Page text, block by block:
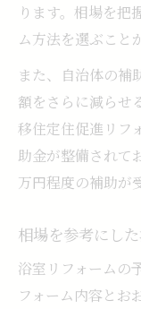
ります。相場を把
ム方法を選ぶこと
また、自治体の補
額をさらに減らせ
移住定住促進リフ
助金が整備されて
万円程度の補助が
相場を参考にし
浴室リフォームの
フォーム内容とお